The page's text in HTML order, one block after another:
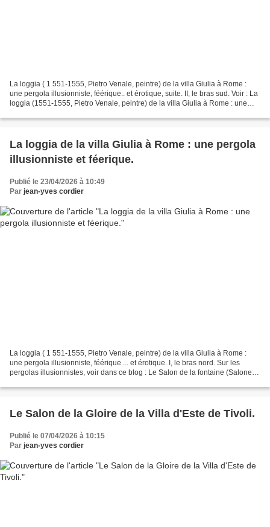
La loggia ( 1 551-1555, Pietro Venale, peintre) de la villa Giulia à Rome :
une pergola illusionniste, féérique.. et érotique, suite. II, le bras sud. Voir : La
loggia (1551-1555, Pietro Venale, peintre) de la villa Giulia à Rome : une
La loggia de la villa Giulia à Rome : une pergola
illusionniste et féerique.
Publié le 23/04/2026 à 10:49
Par jean-yves cordier
La loggia ( 1 551-1555, Pietro Venale, peintre) de la villa Giulia à Rome :
une pergola illusionniste, féérique ... et érotique. I, le bras nord. Sur les
pergolas illusionnistes, voir dans ce blog : Le Salon de la fontaine (Salone
Le Salon de la Gloire de la Villa d'Este de Tivoli.
Publié le 07/04/2026 à 10:15
Par jean-yves cordier